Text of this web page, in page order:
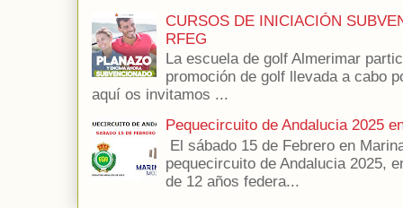
CURSOS DE INICIACIÓN
RFEG
La escuela de golf Almerimar
promoción de golf llevada a cabo
aquí os invitamos ...
Pequecircuito de Andalucia 2025
El sábado 15 de Febrero en
pequecircuito de Andalucia 2025,
de 12 años federa...